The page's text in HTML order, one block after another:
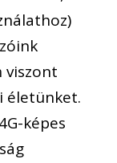
viszont
életünket.
képes